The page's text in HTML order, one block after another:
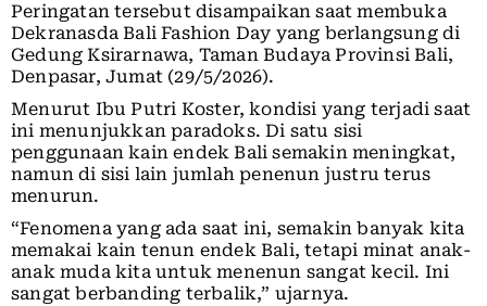
Peringatan tersebut disampaikan saat membuka
Dekranasda Bali Fashion Day yang berlangsung di
Gedung Ksirarnawa, Taman Budaya Provinsi Bali,
Denpasar, Jumat (29/5/2026).
Menurut Ibu Putri Koster, kondisi yang terjadi saat
ini menunjukkan paradoks. Di satu sisi
penggunaan kain endek Bali semakin meningkat,
namun di sisi lain jumlah penenun justru terus
menurun.
“Fenomena yang ada saat ini, semakin banyak kita
memakai kain tenun endek Bali, tetapi minat anak-
anak muda kita untuk menenun sangat kecil. Ini
sangat berbanding terbalik,” ujarnya.